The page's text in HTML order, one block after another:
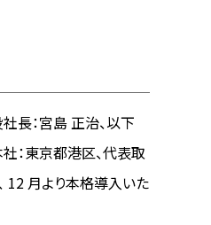
長：宮島 正治、以下
社：東京都港区、代表取
12 月より本格導入いた